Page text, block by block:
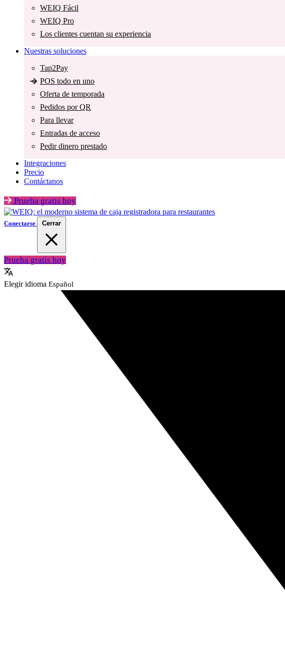
WEIQ Fácil
WEIQ Pro
Los clientes cuentan su experiencia
Nuestras soluciones
Tap2Pay
POS todo en uno
Oferta de temporada
Pedidos por QR
Para llevar
Entradas de acceso
Pedir dinero prestado
Integraciones
Precio
Contáctanos
Prueba gratis hoy
Conectarse Cerrar
Prueba gratis hoy
Elegir idioma Español